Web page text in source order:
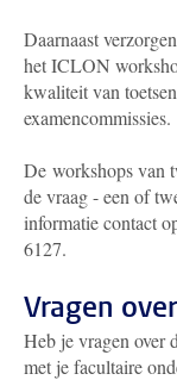
Daarnaast
het ICLON
kwaliteit van
examencommissies.
De workshops van
de vraag - een of
informatie contact
6127.
Vragen
Heb je vragen over
met je facultaire